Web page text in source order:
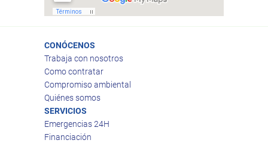
CONÓCENOS
Trabaja con nosotros
Como contratar
Compromiso ambiental
Quiénes somos
SERVICIOS
Emergencias 24H
Financiación